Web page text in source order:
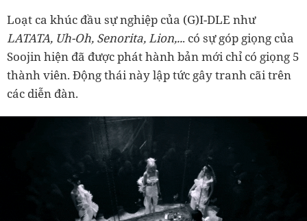
Loạt ca khúc đầu sự nghiệp của (G)I-DLE như
LATATA, Uh-Oh, Senorita, Lion,... có sự góp giọng của
Soojin hiện đã được phát hành bản mới chỉ có giọng 5
thành viên. Động thái này lập tức gây tranh cãi trên
các diễn đàn.